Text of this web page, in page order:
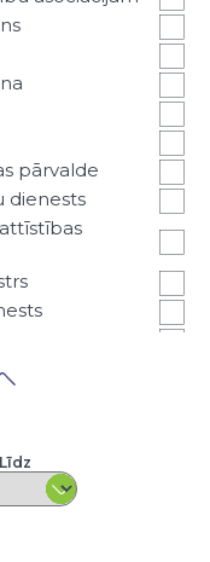
pārvalde
dienests
vai amatpersona
apraksts
Līdz